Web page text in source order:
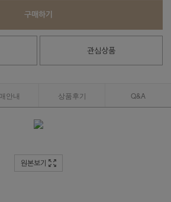
구매하기
관심상품
안내 상품후기 Q&A
원본보기